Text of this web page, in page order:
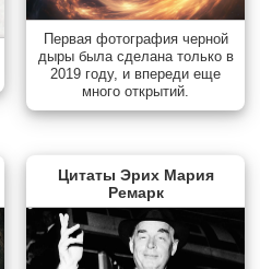
Первая фотография черной
дыры была сделана только в
2019 году, и впереди еще
много открытий.
Цитаты Эрих Мария
Ремарк